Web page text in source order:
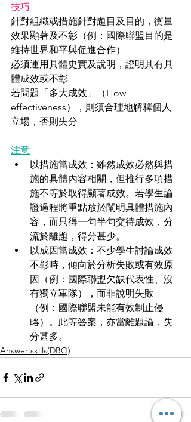
技巧
針對組織或措施針對題目及目的，衡量
效果顯著及不彰（例：國際聯盟目的是
維持世界和平與促進合作）
必須運用具體史實及說明，證明其有具
體成效或不彰
若問題「多大成效」（How
effectiveness），則須合理地解釋個人
立場，否則失分
注意
以措施當成效：雖然成效必然與措
施的具體內容相關，但推行多項措
施不等於取得顯著成效。若學生論
證過程將重點放於闡明具體措施內
容，而只得一句半句交待成效，分
流於離題，得分甚少。
以成因當成效：不少學生討論成效
不彰時，傾向於分析失敗或有效原
因（例：國際聯盟欠缺代表性、沒
有獨立軍隊），而非說明失敗
（例：國際聯盟未能有效制止侵
略）。此等答案，亦當離題論，失
分甚多。
Answer skills(DBQ)